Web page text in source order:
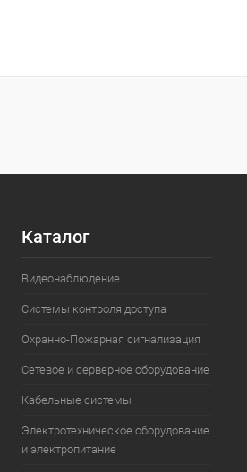
Купить в 1 клик Сравнение
Каталог
Видеонаблюдение
Системы контроля доступа
Охранно-Пожарная сигнализация
Сетевое и серверное оборудование
Кабельные системы
Электротехническое оборудование
и электропитание